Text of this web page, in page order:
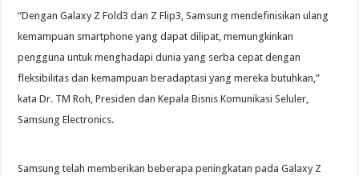
“Dengan Galaxy Z Fold3 dan Z Flip3, Samsung mendefinisikan ulang
kemampuan smartphone yang dapat dilipat, memungkinkan
pengguna untuk menghadapi dunia yang serba cepat dengan
fleksibilitas dan kemampuan beradaptasi yang mereka butuhkan,”
kata Dr. TM Roh, Presiden dan Kepala Bisnis Komunikasi Seluler,
Samsung Electronics.
Samsung telah memberikan beberapa peningkatan pada Galaxy Z